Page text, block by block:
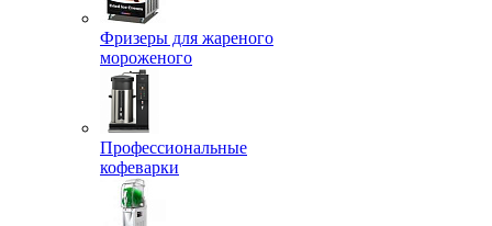
Фризеры для жареного
мороженого
Профессиональные
кофеварки